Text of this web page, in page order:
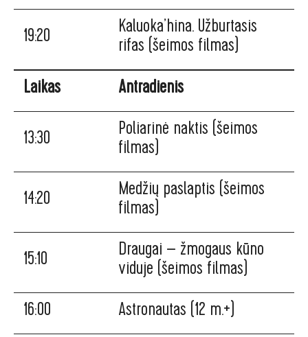
19:20
Kaluoka’hina. Užburtasis
rifas (šeimos filmas)
Laikas
Antradienis
13:30
Poliarinė naktis (šeimos
filmas)
14:20
Medžių paslaptis (šeimos
filmas)
15:10
Draugai – žmogaus kūno
viduje (šeimos filmas)
16:00
Astronautas (12 m.+)